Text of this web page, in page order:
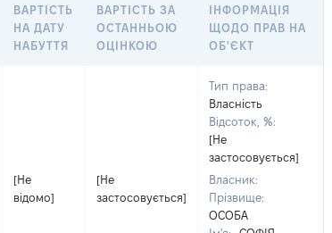
ВАРТІСТЬ
НА ДАТУ
НАБУТТЯ
ВАРТІСТЬ ЗА
ОСТАННЬОЮ
ОЦІНКОЮ
ІНФОРМАЦІЯ
ЩОДО ПРАВ НА
ОБ'ЄКТ
[Не
відомо]
[Не
застосовується]
Тип права:
Власність
Відсоток, %:
[Не
застосовується]
Власник:
Прізвище:
ОСОБА